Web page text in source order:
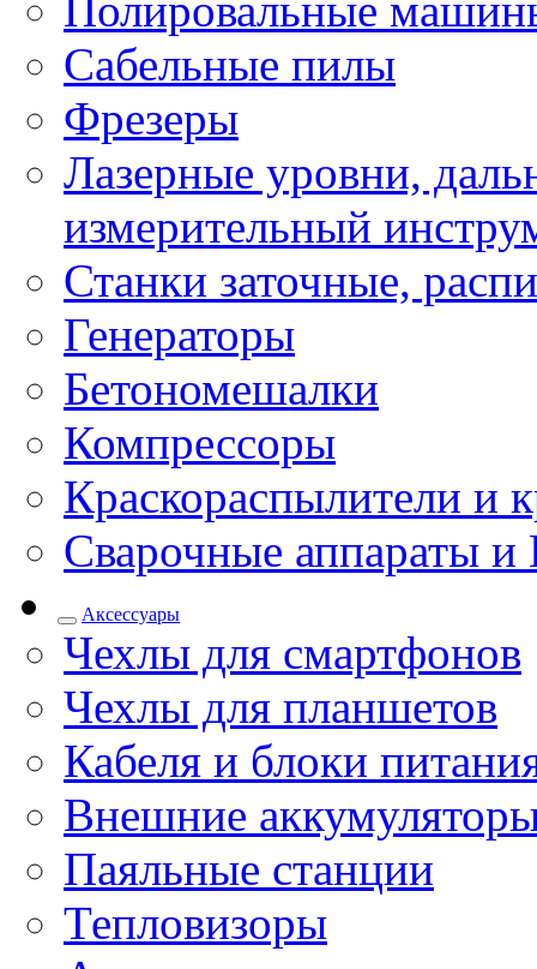
Сабельные пилы
Фрезеры
Лазерные уровни,
измерительный
Станки заточные,
Генераторы
Бетономешалки
Компрессоры
Краскораспылители и
Сварочные аппараты и
Аксессуары
Чехлы для смартфонов
Чехлы для планшетов
Кабеля и блоки
Внешние
Паяльные станции
Тепловизоры